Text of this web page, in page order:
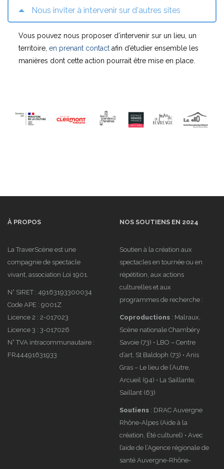
À PROPOS
Code APE : 9001Z
Licence 3 : 3-017026
FR44491631933
NOS SOUTIENS EN 2024
Scène nationale Chambéry
d’art, St Baldoph (73) • Anis
Gras – Le lieu de l’Autre,
Arcueil (94) • La Saillante,
Saillant (63)
Soutiens: DRAC Auvergne
Rhône-Alpes (Aide à la
création, Été culturel) • Avec
l’aide de l’Agence régionale de
santé Auvergne-Rhône-
Alpes, la Direction régionale
des affaires culturelles
Auvergne-Rhône-Alpes et de
Alpes dans le cadre du
programme régional Culture
et Santé, animé par
interSTICES • Ville de
Clermont-Ferrand •